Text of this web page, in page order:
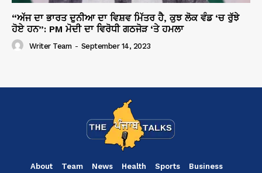
“ਅੱਜ ਦਾ ਭਾਰਤ ਦੁਨੀਆ ਦਾ ਵਿਸ਼ਵ ਮਿੱਤਰ ਹੈ, ਕੁਝ ਲੋਕ ਵੰਡ ‘ਚ ਰੁੱਝੇ
ਹੋਏ ਹਨ”: PM ਮੋਦੀ ਦਾ ਵਿਰੋਧੀ ਗਠਜੋੜ ‘ਤੇ ਹਮਲਾ
Writer Team - September 14, 2023
About Team News Health Sports
Business